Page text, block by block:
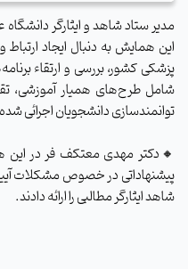
مدیر ستاد شاهد و ایثارگر
این همایش به دنبال ایجاد
پزشکی کشور، بررسی و ارتقاء
شامل طرح‌های همیار آموزشی،
توانمندسازی دانشجویان اجرائی
🔸دکتر مهدی معتکف فر در این
پیشنهاداتی در خصوص مشکلات
شاهد ایثارگر مطالبی را ارائه دادند.